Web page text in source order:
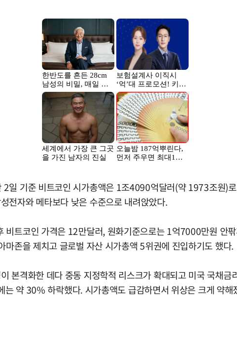
일 기준 비트코인 시가총액은 1조4090억달러(약 1973조원)
전자와 메타보다 낮은 수준으로 내려앉았다.
비트코인 가격은 12만달러, 원화기준으로는 1억7000만원 안
존을 제치고 글로벌 자산 시가총액 5위권에 진입하기도 했다.
본격화한 데다 중동 지정학적 리스크가 확대되고 미국 국채
약 30% 하락했다. 시가총액도 급감하면서 위상은 크게 약해